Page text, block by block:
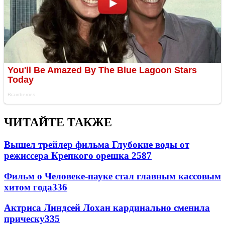
ЧИТАЙТЕ ТАКЖЕ
Вышел трейлер фильма Глубокие воды от
режиссера Крепкого орешка 2587
Фильм о Человеке-пауке стал главным кассовым
хитом года336
Актриса Линдсей Лохан кардинально сменила
прическу335